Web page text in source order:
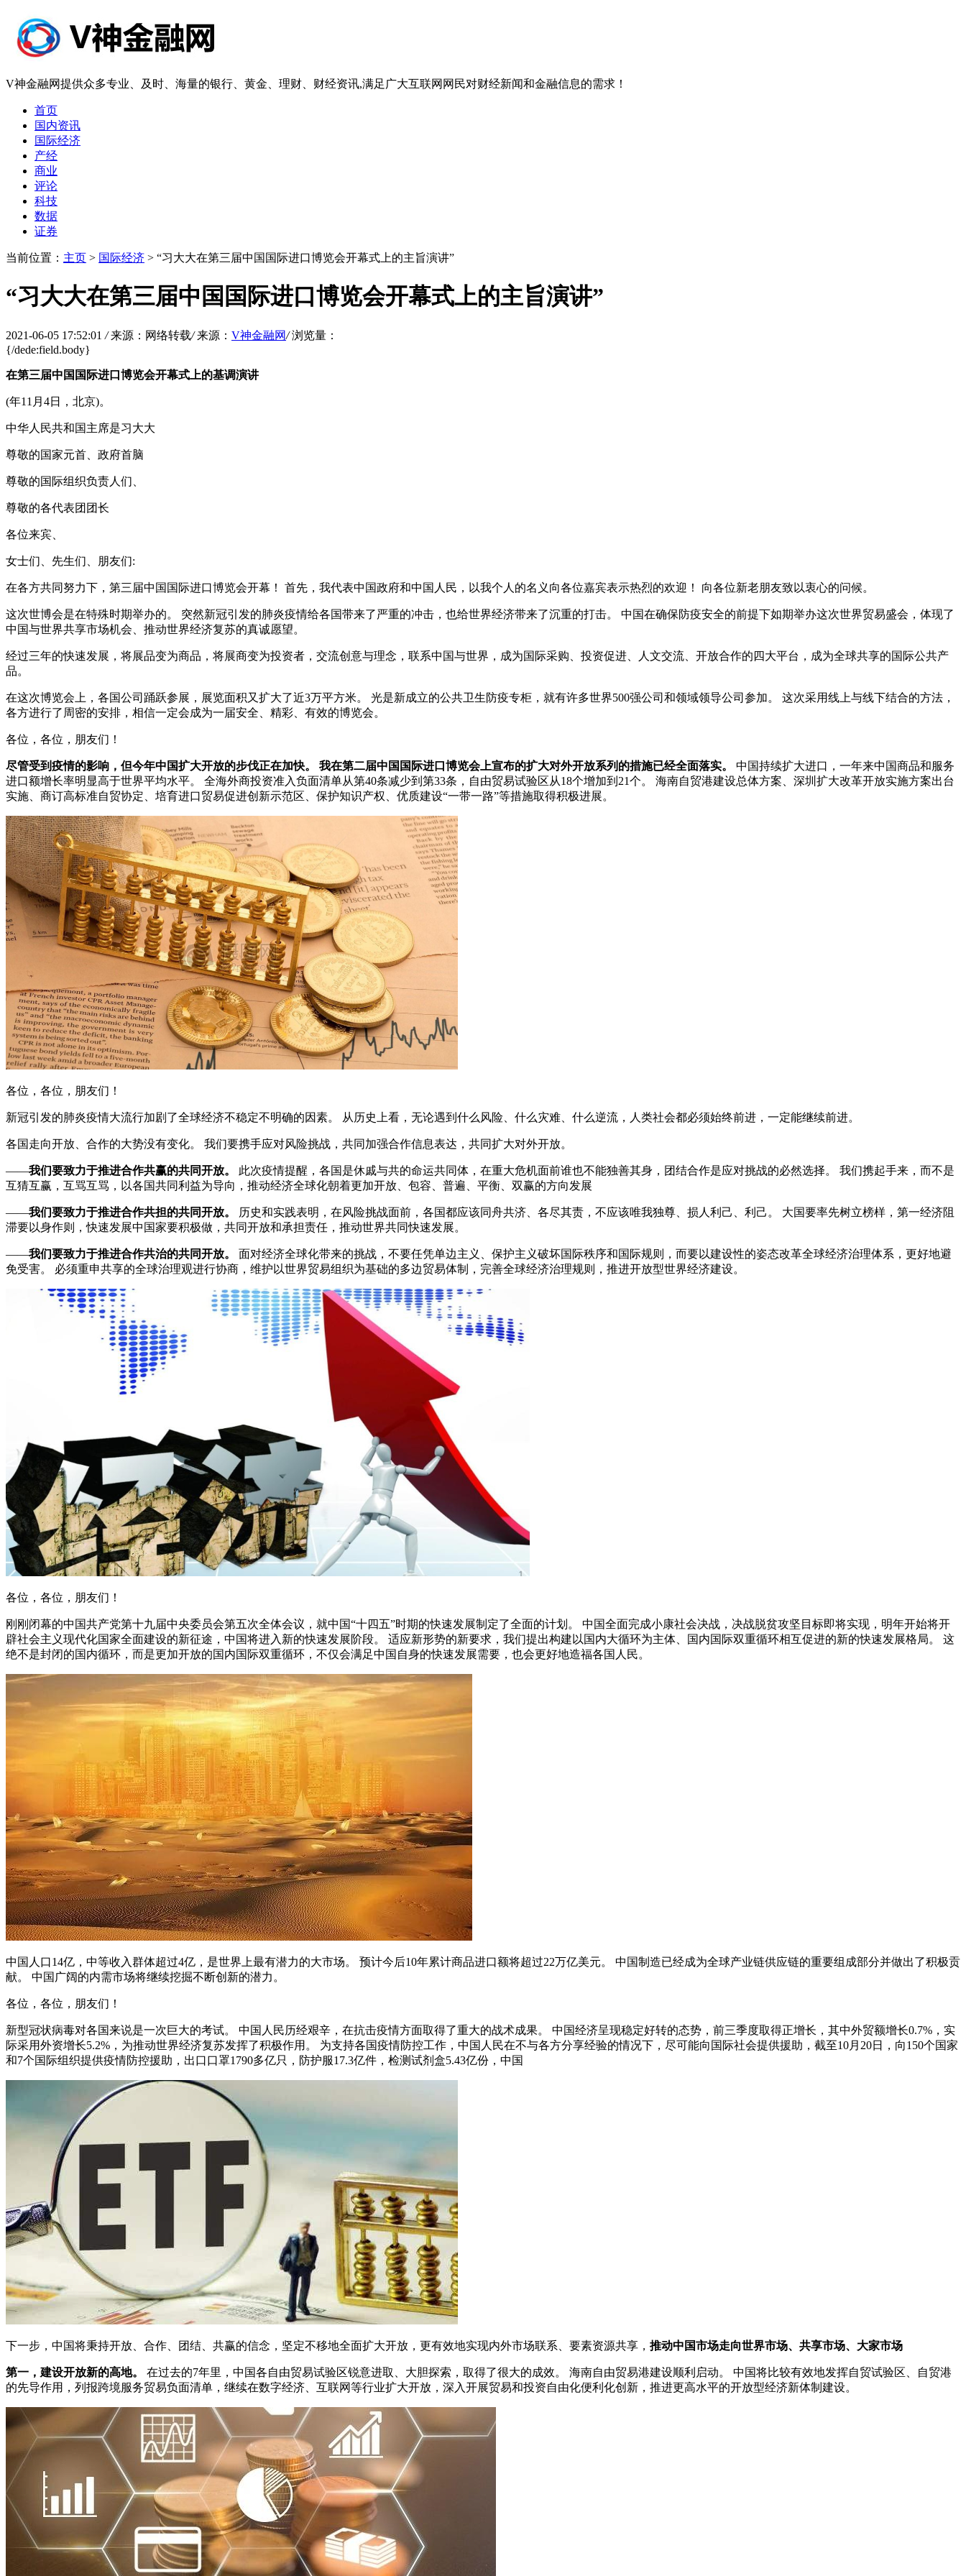
V神金融网提供众多专业、及时、海量的银行、黄金、理财、财经资讯,满足广大互联网网民对财经新闻和金融信息的需求！
首页
国内资讯
国际经济
产经
商业
评论
科技
数据
证券
当前位置： 主页 > 国际经济 > “习大大在第三届中国国际进口博览会开幕式上的主旨演讲”
“习大大在第三届中国国际进口博览会开幕式上的主旨演讲”
2021-06-05 17:52:01 / 来源：网络转载/ 来源： V神金融网/ 浏览量：
{/dede:field.body}
在第三届中国国际进口博览会开幕式上的基调演讲
(年11月4日，北京)。
中华人民共和国主席是习大大
尊敬的国家元首、政府首脑
尊敬的国际组织负责人们、
尊敬的各代表团团长
各位来宾、
女士们、先生们、朋友们:
在各方共同努力下，第三届中国国际进口博览会开幕！ 首先，我代表中国政府和中国人民，以我个人的名义向各位嘉宾表示热烈的欢迎！ 向各位新老朋友致以衷心的问候。
这次世博会是在特殊时期举办的。 突然新冠引发的肺炎疫情给各国带来了严重的冲击，也给世界经济带来了沉重的打击。 中国在确保防疫安全的前提下如期举办这次世界贸易盛会，体现了
中国与世界共享市场机会、推动世界经济复苏的真诚愿望。
经过三年的快速发展，将展品变为商品，将展商变为投资者，交流创意与理念，联系中国与世界，成为国际采购、投资促进、人文交流、开放合作的四大平台，成为全球共享的国际公共产
品。
在这次博览会上，各国公司踊跃参展，展览面积又扩大了近3万平方米。 光是新成立的公共卫生防疫专柜，就有许多世界500强公司和领域领导公司参加。 这次采用线上与线下结合的方法，
各方进行了周密的安排，相信一定会成为一届安全、精彩、有效的博览会。
各位，各位，朋友们！
尽管受到疫情的影响，但今年中国扩大开放的步伐正在加快。 我在第二届中国国际进口博览会上宣布的扩大对外开放系列的措施已经全面落实。 中国持续扩大进口，一年来中国商品和服务
进口额增长率明显高于世界平均水平。 全海外商投资准入负面清单从第40条减少到第33条，自由贸易试验区从18个增加到21个。 海南自贸港建设总体方案、深圳扩大改革开放实施方案出台
实施、商订高标准自贸协定、培育进口贸易促进创新示范区、保护知识产权、优质建设“一带一路”等措施取得积极进展。
各位，各位，朋友们！
新冠引发的肺炎疫情大流行加剧了全球经济不稳定不明确的因素。 从历史上看，无论遇到什么风险、什么灾难、什么逆流，人类社会都必须始终前进，一定能继续前进。
各国走向开放、合作的大势没有变化。 我们要携手应对风险挑战，共同加强合作信息表达，共同扩大对外开放。
——我们要致力于推进合作共赢的共同开放。 此次疫情提醒，各国是休戚与共的命运共同体，在重大危机面前谁也不能独善其身，团结合作是应对挑战的必然选择。 我们携起手来，而不是
互猜互赢，互骂互骂，以各国共同利益为导向，推动经济全球化朝着更加开放、包容、普遍、平衡、双赢的方向发展
——我们要致力于推进合作共担的共同开放。
历史和实践表明，在风险挑战面前，各国都应该同舟共济、各尽其责，不应该唯我独尊、损人利己、利己。 大国要率先树立榜样，第一经济阻
滞要以身作则，快速发展中国家要积极做，共同开放和承担责任，推动世界共同快速发展。
——我们要致力于推进合作共治的共同开放。 面对经济全球化带来的挑战，不要任凭单边主义、保护主义破坏国际秩序和国际规则，而要以建设性的姿态改革全球经济治理体系，更好地避
免受害。 必须重申共享的全球治理观进行协商，维护以世界贸易组织为基础的多边贸易体制，完善全球经济治理规则，推进开放型世界经济建设。
各位，各位，朋友们！
刚刚闭幕的中国共产党第十九届中央委员会第五次全体会议，就中国“十四五”时期的快速发展制定了全面的计划。 中国全面完成小康社会决战，决战脱贫攻坚目标即将实现，明年开始将开
辟社会主义现代化国家全面建设的新征途，中国将进入新的快速发展阶段。 适应新形势的新要求，我们提出构建以国内大循环为主体、国内国际双重循环相互促进的新的快速发展格局。 这
绝不是封闭的国内循环，而是更加开放的国内国际双重循环，不仅会满足中国自身的快速发展需要，也会更好地造福各国人民。
中国人口14亿，中等收入群体超过4亿，是世界上最有潜力的大市场。 预计今后10年累计商品进口额将超过22万亿美元。 中国制造已经成为全球产业链供应链的重要组成部分并做出了积极贡
献。 中国广阔的内需市场将继续挖掘不断创新的潜力。
各位，各位，朋友们！
新型冠状病毒对各国来说是一次巨大的考试。 中国人民历经艰辛，在抗击疫情方面取得了重大的战术成果。 中国经济呈现稳定好转的态势，前三季度取得正增长，其中外贸额增长0.7%，实
际采用外资增长5.2%，为推动世界经济复苏发挥了积极作用。 为支持各国疫情防控工作，中国人民在不与各方分享经验的情况下，尽可能向国际社会提供援助，截至10月20日，向150个国家
和7个国际组织提供疫情防控援助，出口口罩1790多亿只，防护服17.3亿件，检测试剂盒5.43亿份，中国
下一步，中国将秉持开放、合作、团结、共赢的信念，坚定不移地全面扩大开放，更有效地实现内外市场联系、要素资源共享， 推动中国市场走向世界市场、共享市场、大家市场
第一，建设开放新的高地。 在过去的7年里，中国各自由贸易试验区锐意进取、大胆探索，取得了很大的成效。 海南自由贸易港建设顺利启动。 中国将比较有效地发挥自贸试验区、自贸港
的先导作用，列报跨境服务贸易负面清单，继续在数字经济、互联网等行业扩大开放，深入开展贸易和投资自由化便利化创新，推进更高水平的开放型经济新体制建设。